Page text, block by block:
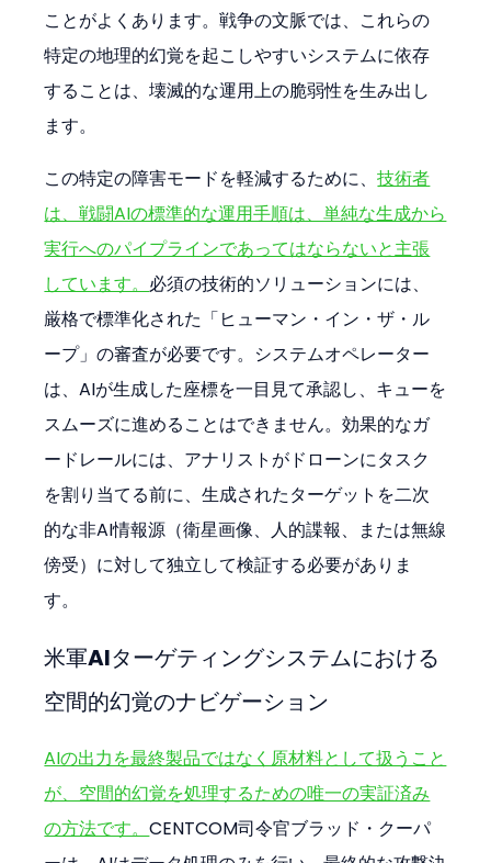
ことがよくあります。戦争の文脈では、これらの
特定の地理的幻覚を起こしやすいシステムに依存
することは、壊滅的な運用上の脆弱性を生み出し
ます。
この特定の障害モードを軽減するために、技術者
は、戦闘AIの標準的な運用手順は、単純な生成から
実行へのパイプラインであってはならないと主張
しています。必須の技術的ソリューションには、
厳格で標準化された「ヒューマン・イン・ザ・ル
ープ」の審査が必要です。システムオペレーター
は、AIが生成した座標を一目見て承認し、キューを
スムーズに進めることはできません。効果的なガ
ードレールには、アナリストがドローンにタスク
を割り当てる前に、生成されたターゲットを二次
的な非AI情報源（衛星画像、人的諜報、または無線
傍受）に対して独立して検証する必要がありま
す。
米軍AIターゲティングシステムにおける
空間的幻覚のナビゲーション
AIの出力を最終製品ではなく原材料として扱うこと
が、空間的幻覚を処理するための唯一の実証済み
の方法です。CENTCOM司令官ブラッド・クーパ